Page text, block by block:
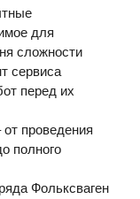
для
сложности
сервиса
перед их
проведения
полного
Фольксваген